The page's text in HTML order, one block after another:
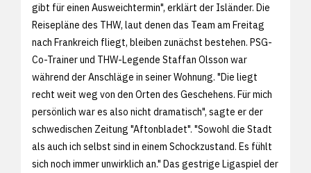
gibt für einen Ausweichtermin", erklärt der Isländer. Die
Reisepläne des THW, laut denen das Team am Freitag
nach Frankreich fliegt, bleiben zunächst bestehen. PSG-
Co-Trainer und THW-Legende Staffan Olsson war
während der Anschläge in seiner Wohnung. "Die liegt
recht weit weg von den Orten des Geschehens. Für mich
persönlich war es also nicht dramatisch", sagte er der
schwedischen Zeitung "Aftonbladet". "Sowohl die Stadt
als auch ich selbst sind in einem Schockzustand. Es fühlt
sich noch immer unwirklich an." Das gestrige Ligaspiel der